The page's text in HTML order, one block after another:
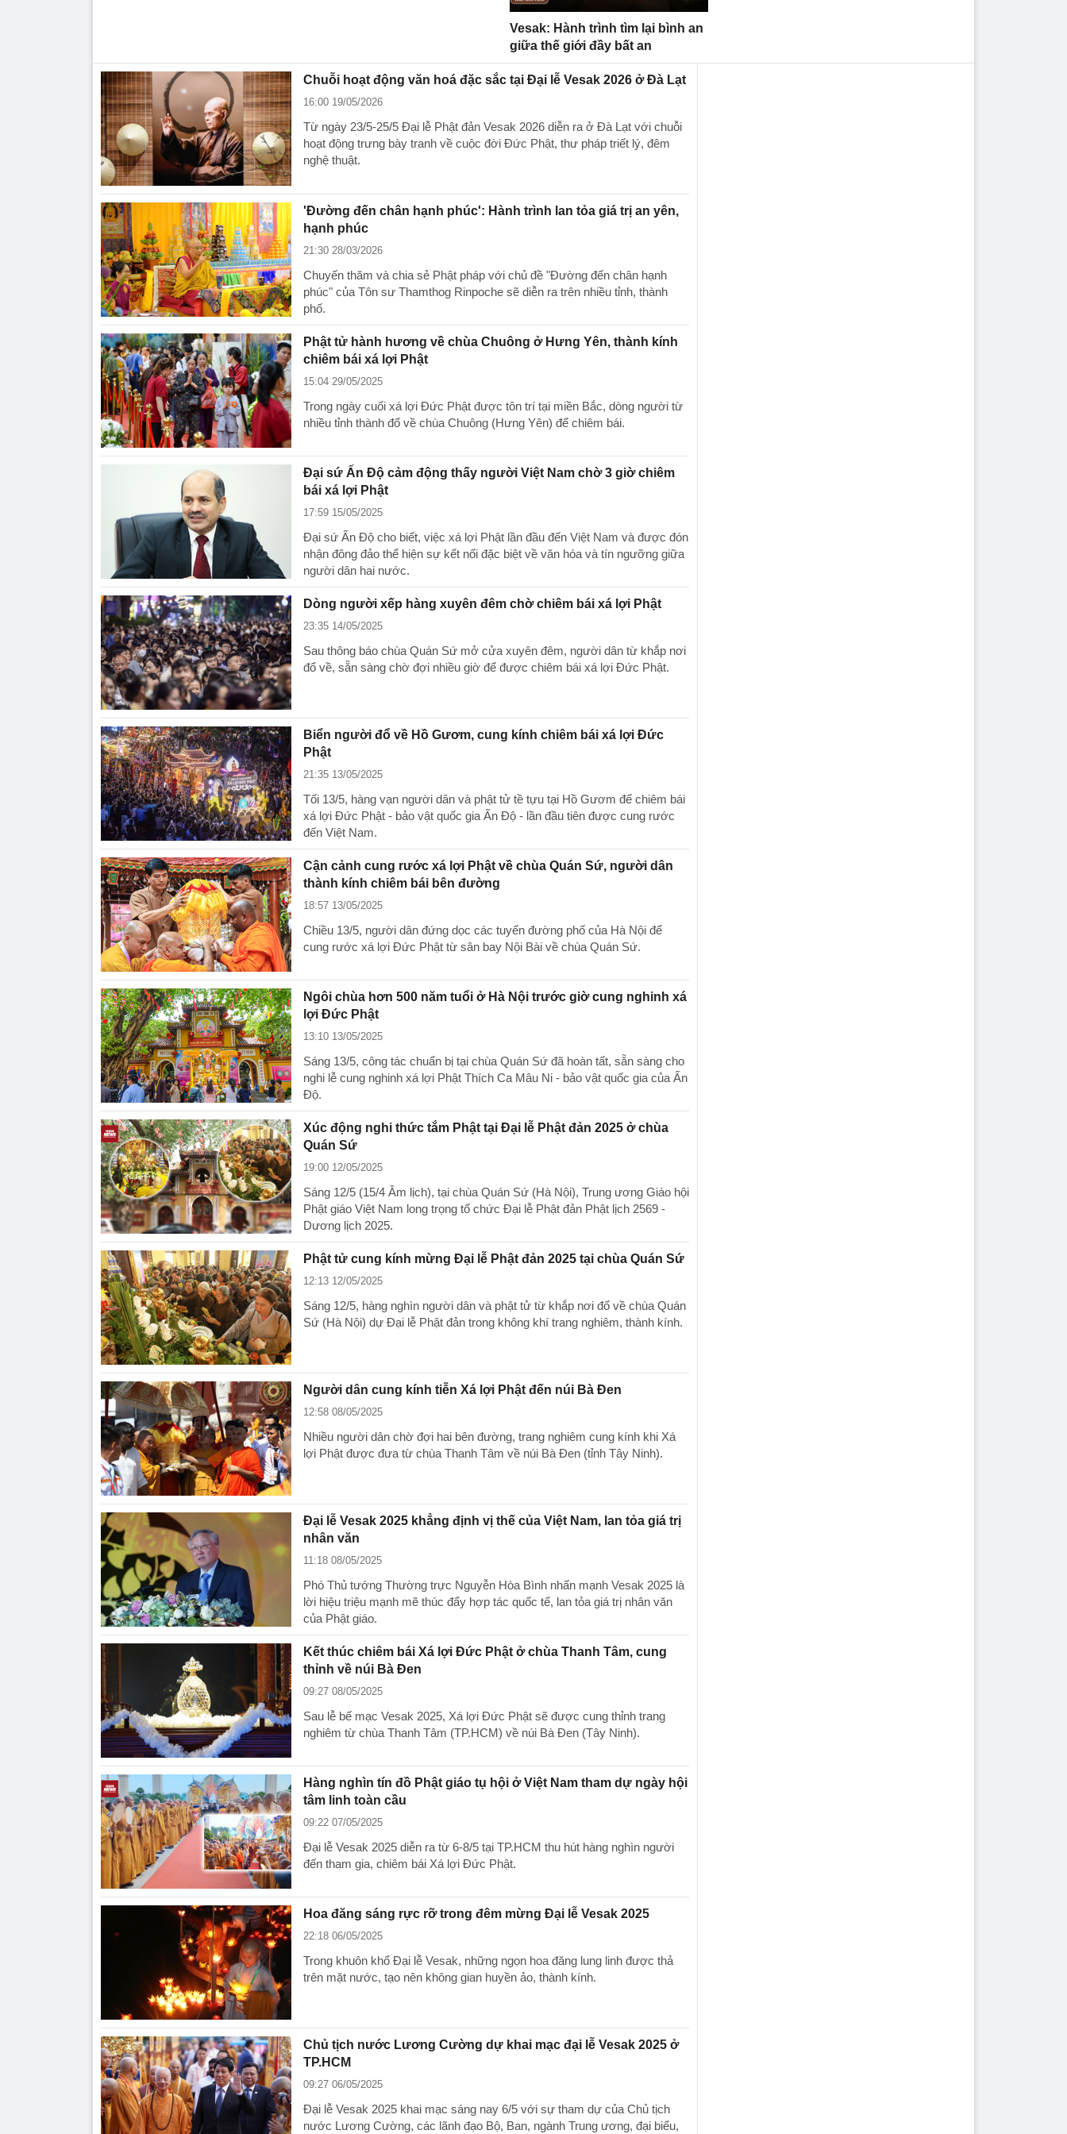
Vesak: Hành trình tìm lại bình an
giữa thế giới đầy bất an
Chuỗi hoạt động văn hoá đặc sắc tại Đại lễ Vesak 2026 ở Đà Lạt
16:00 19/05/2026
Từ ngày 23/5-25/5 Đại lễ Phật đản Vesak 2026 diễn ra ở Đà Lạt với chuỗi
hoạt động trưng bày tranh về cuộc đời Đức Phật, thư pháp triết lý, đêm
nghệ thuật.
'Đường đến chân hạnh phúc': Hành trình lan tỏa giá trị an yên,
hạnh phúc
21:30 28/03/2026
Chuyến thăm và chia sẻ Phật pháp với chủ đề "Đường đến chân hạnh
phúc" của Tôn sư Thamthog Rinpoche sẽ diễn ra trên nhiều tỉnh, thành
phố.
Phật tử hành hương về chùa Chuông ở Hưng Yên, thành kính
chiêm bái xá lợi Phật
15:04 29/05/2025
Trong ngày cuối xá lợi Đức Phật được tôn trí tại miền Bắc, dòng người từ
nhiều tỉnh thành đổ về chùa Chuông (Hưng Yên) để chiêm bái.
Đại sứ Ấn Độ cảm động thấy người Việt Nam chờ 3 giờ chiêm
bái xá lợi Phật
17:59 15/05/2025
Đại sứ Ấn Độ cho biết, việc xá lợi Phật lần đầu đến Việt Nam và được đón
nhận đông đảo thể hiện sự kết nối đặc biệt về văn hóa và tín ngưỡng giữa
người dân hai nước.
Dòng người xếp hàng xuyên đêm chờ chiêm bái xá lợi Phật
23:35 14/05/2025
Sau thông báo chùa Quán Sứ mở cửa xuyên đêm, người dân từ khắp nơi
đổ về, sẵn sàng chờ đợi nhiều giờ để được chiêm bái xá lợi Đức Phật.
Biển người đổ về Hồ Gươm, cung kính chiêm bái xá lợi Đức
Phật
21:35 13/05/2025
Tối 13/5, hàng vạn người dân và phật tử tề tựu tại Hồ Gươm để chiêm bái
xá lợi Đức Phật - bảo vật quốc gia Ấn Độ - lần đầu tiên được cung rước
đến Việt Nam.
Cận cảnh cung rước xá lợi Phật về chùa Quán Sứ, người dân
thành kính chiêm bái bên đường
18:57 13/05/2025
Chiều 13/5, người dân đứng dọc các tuyến đường phố của Hà Nội để
cung rước xá lợi Đức Phật từ sân bay Nội Bài về chùa Quán Sứ.
Ngôi chùa hơn 500 năm tuổi ở Hà Nội trước giờ cung nghinh xá
lợi Đức Phật
13:10 13/05/2025
Sáng 13/5, công tác chuẩn bị tại chùa Quán Sứ đã hoàn tất, sẵn sàng cho
nghi lễ cung nghinh xá lợi Phật Thích Ca Mâu Ni - bảo vật quốc gia của Ấn
Độ.
Xúc động nghi thức tắm Phật tại Đại lễ Phật đản 2025 ở chùa
Quán Sứ
19:00 12/05/2025
Sáng 12/5 (15/4 Âm lịch), tại chùa Quán Sứ (Hà Nội), Trung ương Giáo hội
Phật giáo Việt Nam long trọng tổ chức Đại lễ Phật đản Phật lịch 2569 -
Dương lịch 2025.
Phật tử cung kính mừng Đại lễ Phật đản 2025 tại chùa Quán Sứ
12:13 12/05/2025
Sáng 12/5, hàng nghìn người dân và phật tử từ khắp nơi đổ về chùa Quán
Sứ (Hà Nội) dự Đại lễ Phật đản trong không khí trang nghiêm, thành kính.
Người dân cung kính tiễn Xá lợi Phật đến núi Bà Đen
12:58 08/05/2025
Nhiều người dân chờ đợi hai bên đường, trang nghiêm cung kính khi Xá
lợi Phật được đưa từ chùa Thanh Tâm về núi Bà Đen (tỉnh Tây Ninh).
Đại lễ Vesak 2025 khẳng định vị thế của Việt Nam, lan tỏa giá trị
nhân văn
11:18 08/05/2025
Phó Thủ tướng Thường trực Nguyễn Hòa Bình nhấn mạnh Vesak 2025 là
lời hiệu triệu mạnh mẽ thúc đẩy hợp tác quốc tế, lan tỏa giá trị nhân văn
của Phật giáo.
Kết thúc chiêm bái Xá lợi Đức Phật ở chùa Thanh Tâm, cung
thỉnh về núi Bà Đen
09:27 08/05/2025
Sau lễ bế mạc Vesak 2025, Xá lợi Đức Phật sẽ được cung thỉnh trang
nghiêm từ chùa Thanh Tâm (TP.HCM) về núi Bà Đen (Tây Ninh).
Hàng nghìn tín đồ Phật giáo tụ hội ở Việt Nam tham dự ngày hội
tâm linh toàn cầu
09:22 07/05/2025
Đại lễ Vesak 2025 diễn ra từ 6-8/5 tại TP.HCM thu hút hàng nghìn người
đến tham gia, chiêm bái Xá lợi Đức Phật.
Hoa đăng sáng rực rỡ trong đêm mừng Đại lễ Vesak 2025
22:18 06/05/2025
Trong khuôn khổ Đại lễ Vesak, những ngọn hoa đăng lung linh được thả
trên mặt nước, tạo nên không gian huyền ảo, thành kính.
Chủ tịch nước Lương Cường dự khai mạc đại lễ Vesak 2025 ở
TP.HCM
09:27 06/05/2025
Đại lễ Vesak 2025 khai mạc sáng nay 6/5 với sự tham dự của Chủ tịch
nước Lương Cường, các lãnh đạo Bộ, Ban, ngành Trung ương, đại biểu,